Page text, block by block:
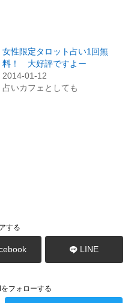
女性限定タロット占い1回無
料！ 大好評ですよー
2014-01-12
占いカフェとしても
する
LINE
フォローする